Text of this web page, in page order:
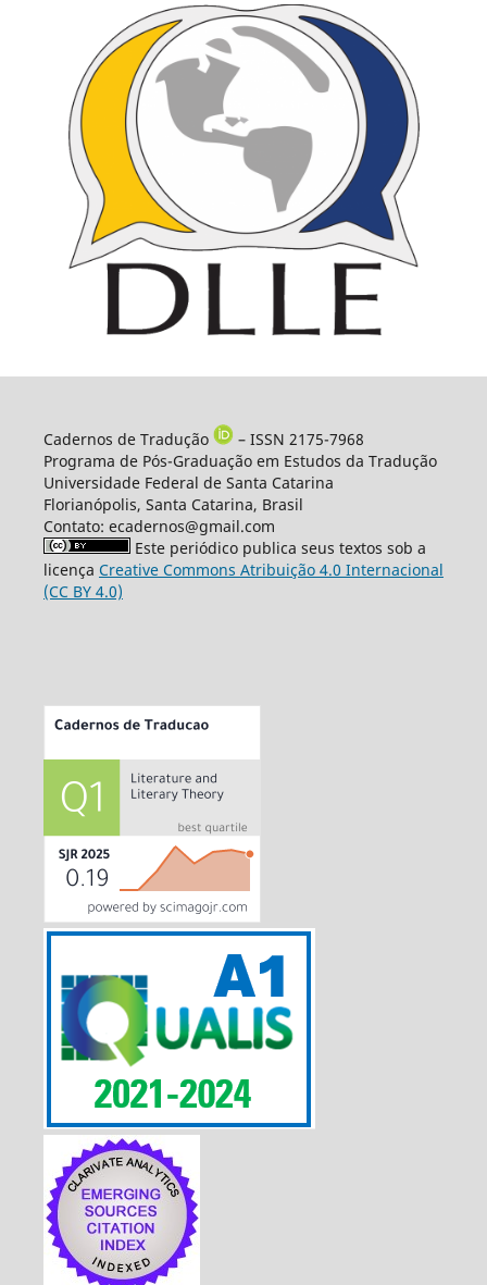
Cadernos de Tradução
– ISSN 2175-7968
Programa de Pós-Graduação em Estudos da Tradução
Universidade Federal de Santa Catarina
Florianópolis, Santa Catarina, Brasil
Contato: ecadernos@gmail.com
Este periódico publica seus textos sob a
licença Creative Commons Atribuição 4.0 Internacional
(CC BY 4.0)